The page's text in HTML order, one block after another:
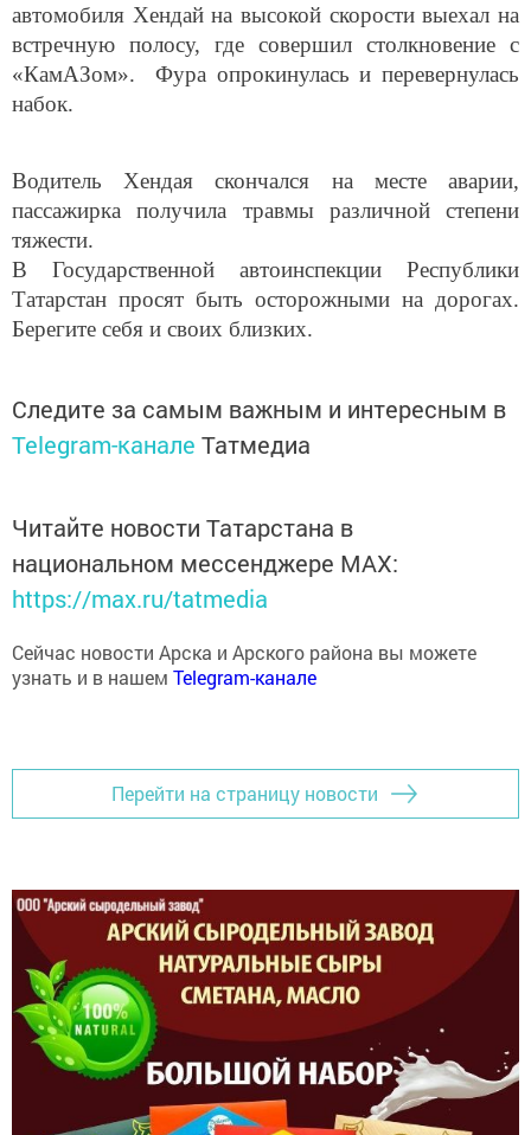
автомобиля Хендай на высокой скорости выехал на
встречную полосу, где совершил столкновение с
«КамАЗом». Фура опрокинулась и перевернулась
набок.
Водитель Хендая скончался на месте аварии,
пассажирка получила травмы различной степени
тяжести.
В Государственной автоинспекции Республики
Татарстан просят быть осторожными на дорогах.
Берегите себя и своих близких.
Следите за самым важным и интересным в
Telegram-канале Татмедиа
Читайте новости Татарстана в
национальном мессенджере MАХ:
https://max.ru/tatmedia
Сейчас новости Арска и Арского района вы можете
узнать и в нашем Telegram-канале
Перейти на страницу новости